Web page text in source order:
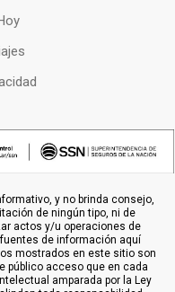
y no brinda consejo,
de ningún tipo, ni de
actos y/u operaciones de
de información aquí
mostrados en este sitio son
público acceso que en cada
amparada por la Ley